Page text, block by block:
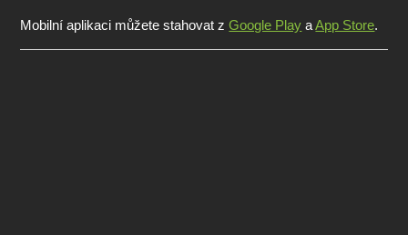
Mobilní aplikaci můžete stahovat zGoogle Play aApp Store.